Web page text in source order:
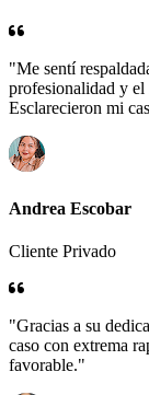
"Me sentí
profesionalidad y
Esclarecieron mi
Andrea Escobar
Cliente Privado
"Gracias a su
caso con extrema
favorable."